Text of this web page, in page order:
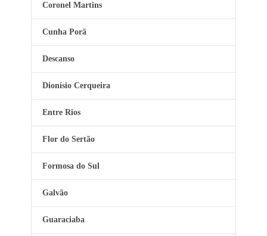
Coronel Martins
Cunha Porã
Descanso
Dionísio Cerqueira
Entre Rios
Flor do Sertão
Formosa do Sul
Galvão
Guaraciaba